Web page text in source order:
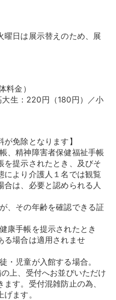
曜日は展示替えのため、展
料金）
生：220円（180円）／小
が免除となります】
精神障害者保健福祉手帳
を提示されたとき、及びそ
により介護人１名では観覧
は、必要と認められる人
その年齢を確認できる証
手帳を提示されたとき
る場合は適用されませ
児童が入館する場合。
上、受付へお並びいただけ
す。受付混雑防止の為、
ます。